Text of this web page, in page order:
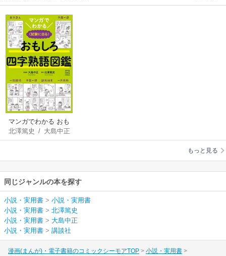
マンガでわかる おも
しろ四字熟語図鑑
〈試験に出る〉
北澤篤史 / 大島中正
もっと見る
同じジャンルの本を探す
小説・実用書 > 小説・実用書
小説・実用書 > 北澤篤史
小説・実用書 > 大島中正
小説・実用書 > 講談社
漫画(まんが)・電子書籍のコミックシーモアTOP
小説・実用書